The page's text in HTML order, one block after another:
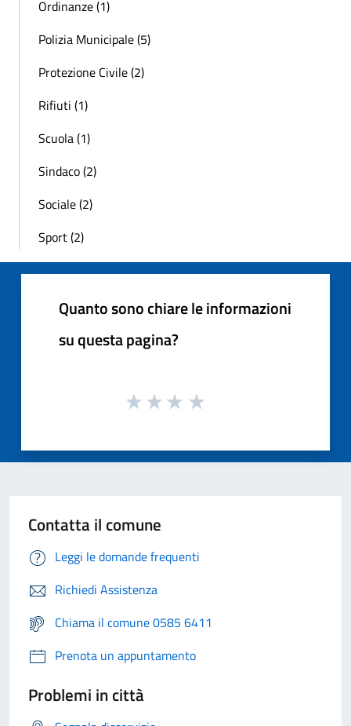
Ordinanze (1)
Polizia Municipale (5)
Protezione Civile (2)
Rifiuti (1)
Scuola (1)
Sindaco (2)
Sociale (2)
Sport (2)
Quanto sono chiare le informazioni
su questa pagina?
Contatta il comune
Leggi le domande frequenti
Richiedi Assistenza
Chiama il comune 0585 6411
Prenota un appuntamento
Problemi in città